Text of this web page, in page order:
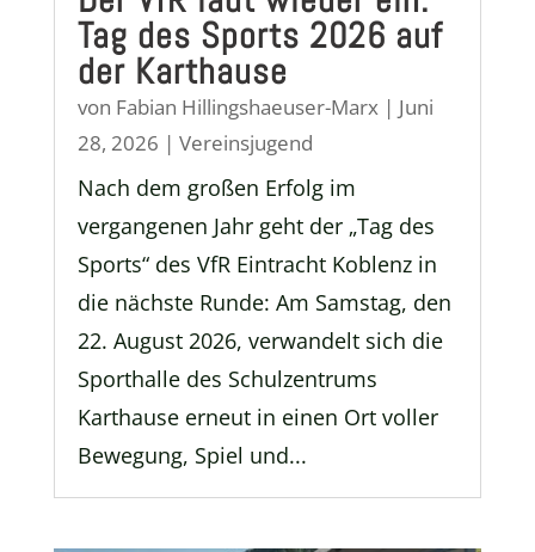
Tag des Sports 2026 auf
der Karthause
von Fabian Hillingshaeuser-Marx| Juni
28, 2026 | Vereinsjugend
Nach dem großen Erfolg im
vergangenen Jahr geht der „Tag des
Sports“ des VfR Eintracht Koblenz in
die nächste Runde: Am Samstag, den
22. August 2026, verwandelt sich die
Sporthalle des Schulzentrums
Karthause erneut in einen Ort voller
Bewegung, Spiel und...